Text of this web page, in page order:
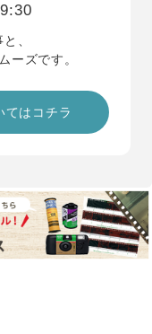
、
ーズです。
てはコチラ